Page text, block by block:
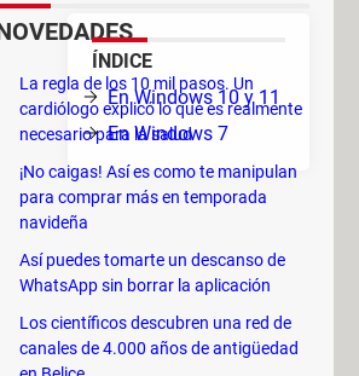
ÍNDICE
En Windows 10 y 11
En Windows 7
haz
La regla de los 10 mil pasos. Un
cardiólogo explicó lo que es realmente
necesario para la salud
¡No caigas! Así es como te manipulan
para comprar más en temporada
navideña
Así puedes tomarte un descanso de
WhatsApp sin borrar la aplicación
Los científicos descubren una red de
canales de 4.000 años de antigüedad